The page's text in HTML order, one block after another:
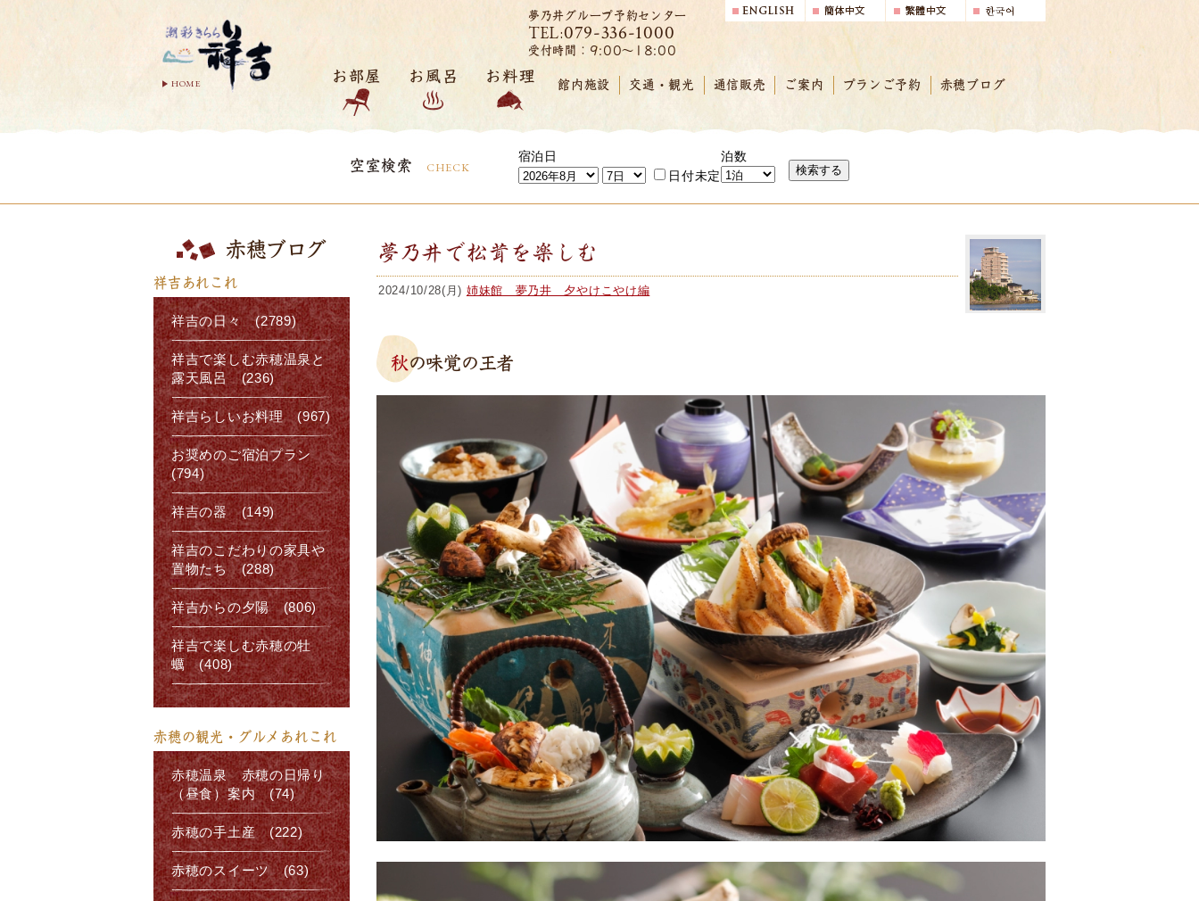
HOME
夢乃井グループ予約センター
TEL:079-336-1000
受付時間：9:00～18:00
お部屋 お風呂 お料理
館内施設 交通・観光 通信販売 ご案内 プランご予約 赤穂ブログ
空室検索 CHECK
宿泊日
日付未定
泊数
検索する
夢乃井で松茸を楽しむ
2024/10/28(月) 姉妹館 夢乃井 夕やけこやけ編
秋の味覚の王者
赤穂ブログ
祥吉あれこれ
祥吉の日々 (2789)
祥吉で楽しむ赤穂温泉と
露天風呂 (236)
祥吉らしいお料理 (967)
お奨めのご宿泊プラン
(794)
祥吉の器 (149)
祥吉のこだわりの家具や
置物たち (288)
祥吉からの夕陽 (806)
祥吉で楽しむ赤穂の牡
蠣 (408)
赤穂の観光・グルメあれこれ
赤穂温泉 赤穂の日帰り
（昼食）案内 (74)
赤穂の手土産 (222)
赤穂のスイーツ (63)